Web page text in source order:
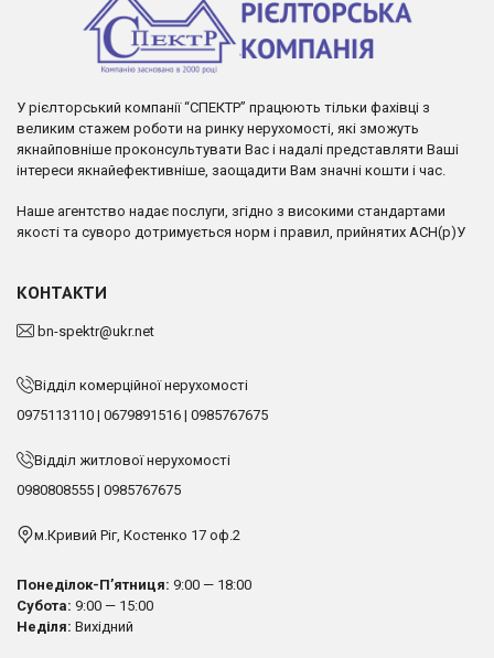
У рієлторський компанії “СПЕКТР” працюють тільки фахівці з
великим стажем роботи на ринку нерухомості, які зможуть
якнайповніше проконсультувати Вас і надалі представляти Ваші
інтереси якнайефективніше, заощадити Вам значні кошти і час.
Наше агентство надає послуги, згідно з високими стандартами
якості та суворо дотримується норм і правил, прийнятих АСН(р)У
КОНТАКТИ
bn-spektr@ukr.net
Відділ комерційної нерухомості
0975113110 | 0679891516 | 0985767675
Відділ житлової нерухомості
0980808555 | 0985767675
м.Кривий Ріг, Костенко 17 оф.2
Понеділок-П’ятниця: 9:00 — 18:00
Субота: 9:00 — 15:00
Неділя: Вихідний